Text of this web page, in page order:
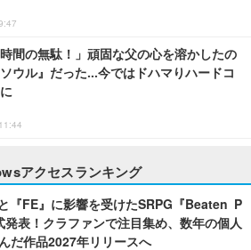
時間の無駄！」頑固な父の心を溶かしたの
ウル』だった…今ではドハマりハードコ
アクセスランキング
『FE』に影響を受けたSRPG『Beaten P
発表！クラファンで注目集め、数年の個人
だ作品2027年リリースへ